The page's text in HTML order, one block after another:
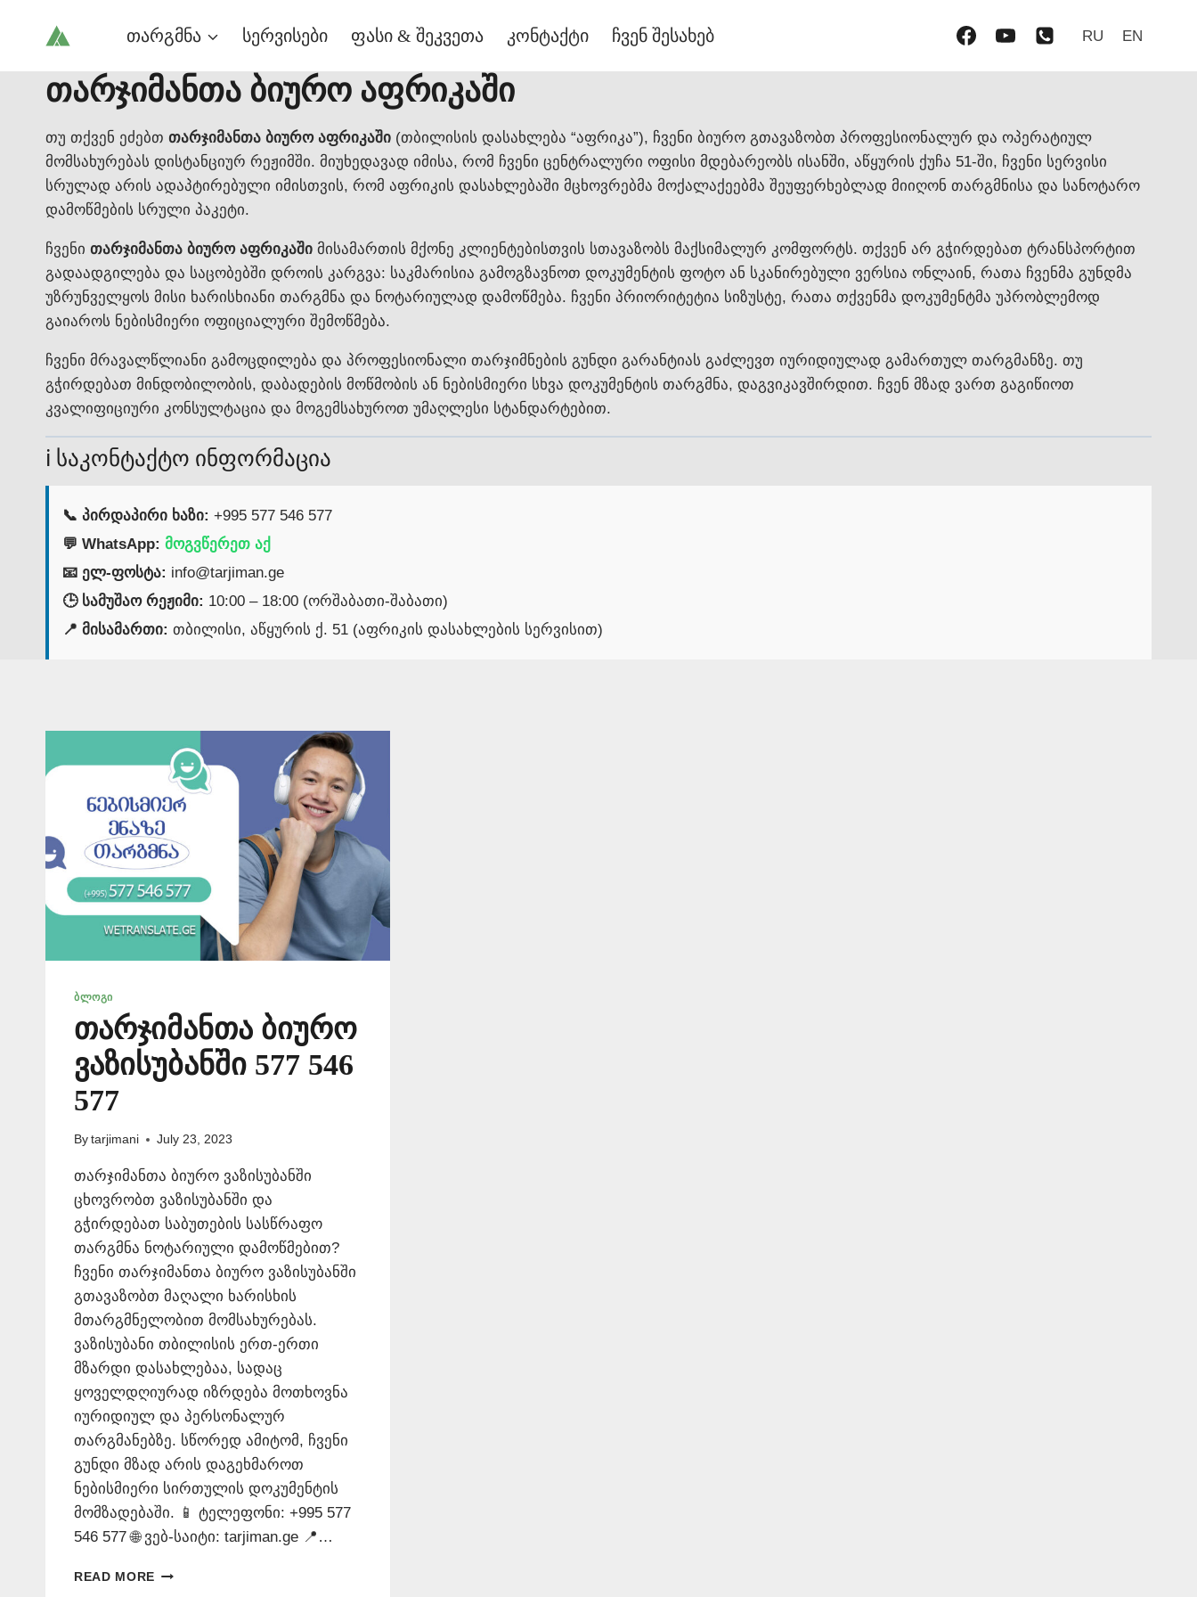
თარგმნა სერვისები ფასი & შეკვეთა კონტაქტი ჩვენ შესახებ RU EN
თარჯიმანთა ბიურო აფრიკაში
თუ თქვენ ეძებთ თარჯიმანთა ბიურო აფრიკაში (თბილისის დასახლება “აფრიკა”), ჩვენი ბიურო გთავაზობთ პროფესიონალურ და ოპერატიულ
მომსახურებას დისტანციურ რეჟიმში. მიუხედავად იმისა, რომ ჩვენი ცენტრალური ოფისი მდებარეობს ისანში, აწყურის ქუჩა 51-ში, ჩვენი სერვისი
სრულად არის ადაპტირებული იმისთვის, რომ აფრიკის დასახლებაში მცხოვრებმა მოქალაქეებმა შეუფერხებლად მიიღონ თარგმნისა და სანოტარო
დამოწმების სრული პაკეტი.
ჩვენი თარჯიმანთა ბიურო აფრიკაში მისამართის მქონე კლიენტებისთვის სთავაზობს მაქსიმალურ კომფორტს. თქვენ არ გჭირდებათ ტრანსპორტით
გადაადგილება და საცობებში დროის კარგვა: საკმარისია გამოგზავნოთ დოკუმენტის ფოტო ან სკანირებული ვერსია ონლაინ, რათა ჩვენმა გუნდმა
უზრუნველყოს მისი ხარისხიანი თარგმნა და ნოტარიულად დამოწმება. ჩვენი პრიორიტეტია სიზუსტე, რათა თქვენმა დოკუმენტმა უპრობლემოდ
გაიაროს ნებისმიერი ოფიციალური შემოწმება.
ჩვენი მრავალწლიანი გამოცდილება და პროფესიონალი თარჯიმნების გუნდი გარანტიას გაძლევთ იურიდიულად გამართულ თარგმანზე. თუ
გჭირდებათ მინდობილობის, დაბადების მოწმობის ან ნებისმიერი სხვა დოკუმენტის თარგმნა, დაგვიკავშირდით. ჩვენ მზად ვართ გაგიწიოთ
კვალიფიციური კონსულტაცია და მოგემსახუროთ უმაღლესი სტანდარტებით.
ℹ️ საკონტაქტო ინფორმაცია
📞 პირდაპირი ხაზი: +995 577 546 577
💬 WhatsApp: მოგვწერეთ აქ
📧 ელ-ფოსტა: info@tarjiman.ge
🕒 სამუშაო რეჟიმი: 10:00 – 18:00 (ორშაბათი-შაბათი)
📍 მისამართი: თბილისი, აწყურის ქ. 51 (აფრიკის დასახლების სერვისით)
ᲑᲚᲝᲒᲘ
თარჯიმანთა ბიურო
ვაზისუბანში 577 546
577
By tarjimani July 23, 2023
თარჯიმანთა ბიურო ვაზისუბანში
ცხოვრობთ ვაზისუბანში და
გჭირდებათ საბუთების სასწრაფო
თარგმნა ნოტარიული დამოწმებით?
ჩვენი თარჯიმანთა ბიურო ვაზისუბანში
გთავაზობთ მაღალი ხარისხის
მთარგმნელობით მომსახურებას.
ვაზისუბანი თბილისის ერთ-ერთი
მზარდი დასახლებაა, სადაც
ყოველდღიურად იზრდება მოთხოვნა
იურიდიულ და პერსონალურ
თარგმანებზე. სწორედ ამიტომ, ჩვენი
გუნდი მზად არის დაგეხმაროთ
ნებისმიერი სირთულის დოკუმენტის
მომზადებაში. 📱 ტელეფონი: +995 577
546 577 🌐 ვებ-საიტი: tarjiman.ge 📍…
READ MORE ᲗᲐᲠᲯᲘᲛᲐᲜᲗᲐ